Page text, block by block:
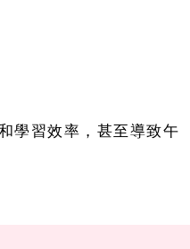
學習效率，甚至導致午